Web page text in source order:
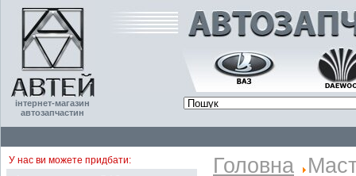
інтернет-магазин
автозапчастин
У нас ви можете придбати: Головна